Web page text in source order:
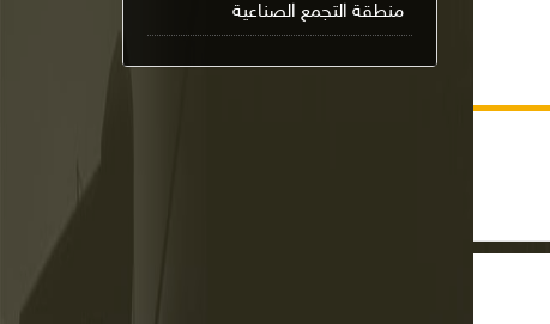
منطقة التجمع الصناعية